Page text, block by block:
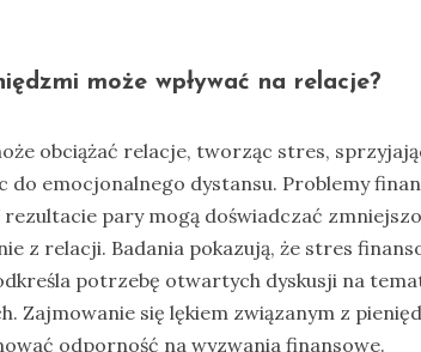
może wpływać na relacje?
obciążać relacje, tworząc stres,
emocjonalnego dystansu. Problemy
pary mogą doświadczać
z relacji. Badania pokazują, że stres
potrzebę otwartych dyskusji na
Zajmowanie się lękiem związanym z
odporność na wyzwania finansowe.